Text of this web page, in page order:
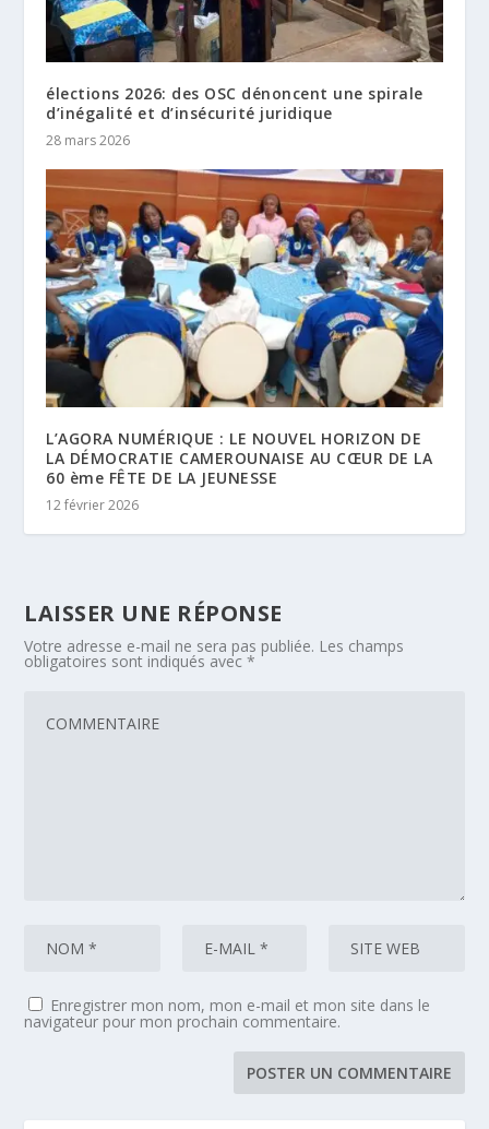
élections 2026: des OSC dénoncent une spirale
d’inégalité et d’insécurité juridique
28 mars 2026
L’AGORA NUMÉRIQUE : LE NOUVEL HORIZON DE
LA DÉMOCRATIE CAMEROUNAISE AU CŒUR DE LA
60 ème FÊTE DE LA JEUNESSE
12 février 2026
LAISSER UNE RÉPONSE
Votre adresse e-mail ne sera pas publiée. Les champs
obligatoires sont indiqués avec*
Enregistrer mon nom, mon e-mail et mon site dans le
navigateur pour mon prochain commentaire.